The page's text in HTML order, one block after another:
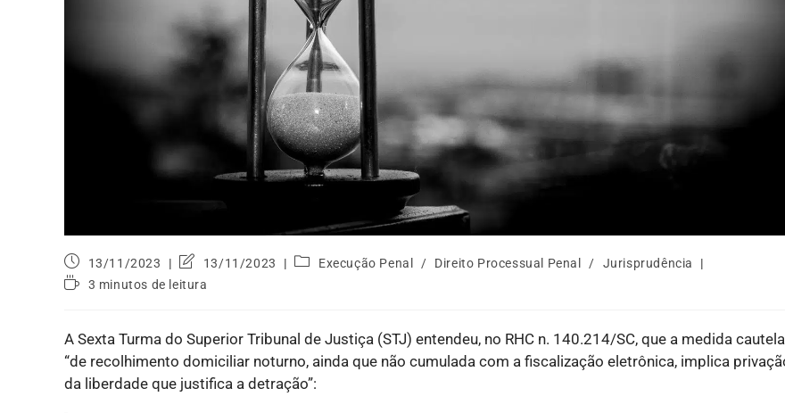
13/11/2023 13/11/2023 Execução Penal / Direito Processual Penal /
Jurisprudência
3 minutos de leitura
A Sexta Turma do Superior Tribunal de Justiça (STJ) entendeu, no RHC n. 140.214/SC, que a medida
“de recolhimento domiciliar noturno, ainda que não cumulada com a fiscalização eletrônica, implica
da liberdade que justifica a detração”: